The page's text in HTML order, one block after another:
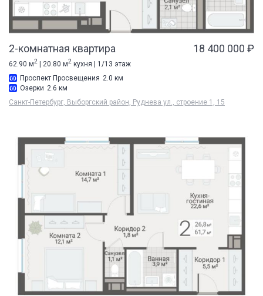
2-комнатная квартира 18 400 000 ₽
62.90 м2 | 20.80 м2 кухня | 1/13 этаж
Проспект Просвещения 2.0 км
Озерки 2.6 км
Санкт-Петербург, Выборгский район, Руднева ул., строение 1, 15